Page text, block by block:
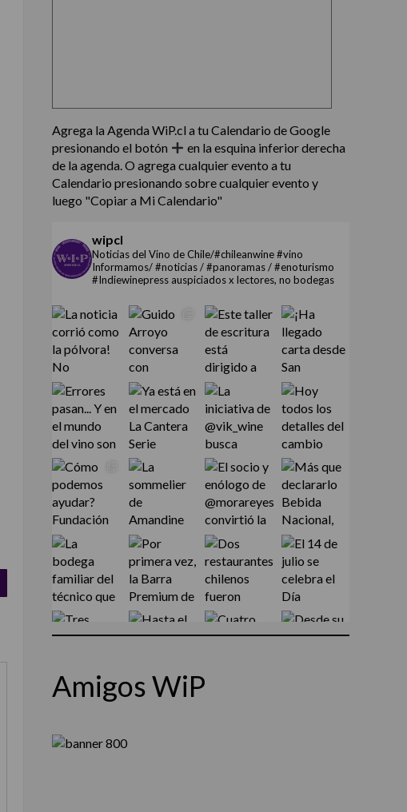
Agrega la Agenda WiP.cl a tu Calendario de Google
presionando el botón
en la esquina inferior derecha
de la agenda. O agrega cualquier evento a tu
Calendario presionando sobre cualquier evento y
luego "Copiar a Mi Calendario"
wipcl
Noticias del Vino de Chile/#chileanwine #vino
Informamos/ #noticias / #panoramas / #enoturismo
#Indiewinepress auspiciados x lectores, no bodegas
Amigos WiP